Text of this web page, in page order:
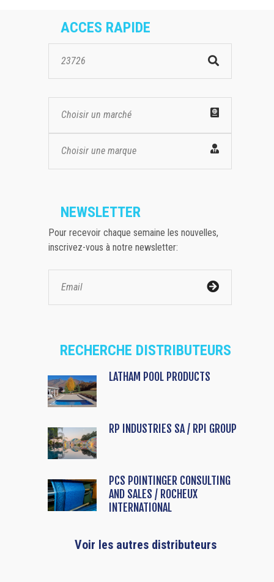
ACCES RAPIDE
Choisir un marché
Choisir une marque
NEWSLETTER
Pour recevoir chaque semaine les nouvelles,
inscrivez-vous à notre newsletter:
RECHERCHE DISTRIBUTEURS
LATHAM POOL PRODUCTS
RP INDUSTRIES SA / RPI GROUP
PCS POINTINGER CONSULTING
AND SALES / ROCHEUX
INTERNATIONAL
Voir les autres distributeurs